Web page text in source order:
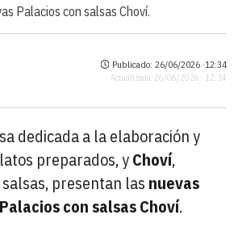
Palacios con salsas Choví.
Publicado: 26/06/2026 ·12:34
Actualizado: 26/06/2026 · 12:34
dedicada a la elaboración y
preparados, yChoví,
presentan las nuevas
con salsas Choví.